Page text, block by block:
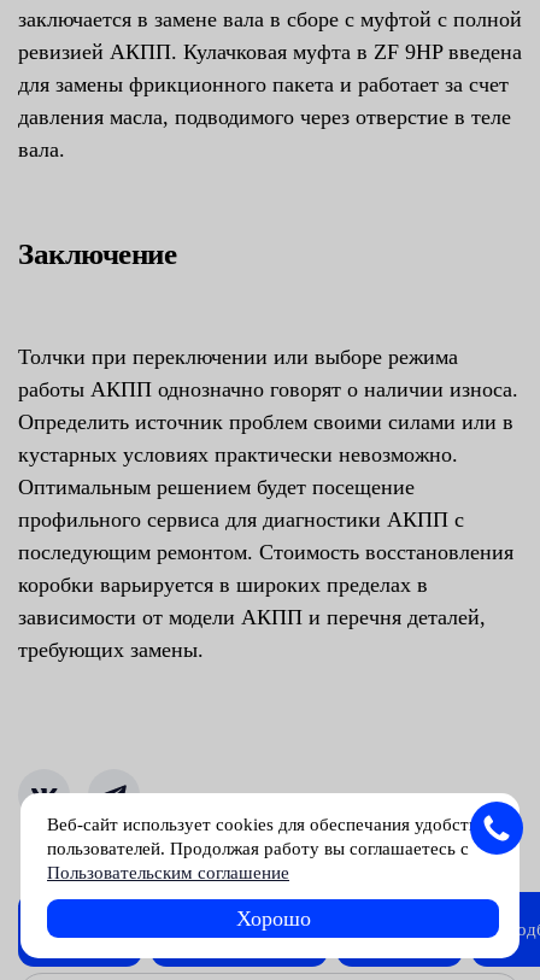
заключается в замене вала в сборе с муфтой с полной
ревизией АКПП. Кулачковая муфта в ZF 9HP введена
для замены фрикционного пакета и работает за счет
давления масла, подводимого через отверстие в теле
вала.
Заключение
Толчки при переключении или выборе режима
работы АКПП однозначно говорят о наличии износа.
Определить источник проблем своими силами или в
кустарных условиях практически невозможно.
Оптимальным решением будет посещение
профильного сервиса для диагностики АКПП с
последующим ремонтом. Стоимость восстановления
коробки варьируется в широких пределах в
зависимости от модели АКПП и перечня деталей,
требующих замены.
Комментарии Полезные
рекомендации
Веб-сайт использует cookies для обеспечания удобства
пользователей. Продолжая работу вы соглашаетесь с
Пользовательским соглашение
Хорошо